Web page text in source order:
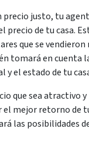
precio justo, tu
precio de tu casa.
que se
tomará en cuenta
y el estado de tu
que sea atractivo
el mejor retorno de
las posibilidades